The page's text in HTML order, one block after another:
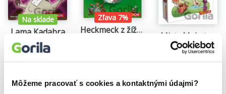
Môžeme pracovať s cookies a kontaktnými údajmi?
Počet hráčov: 2-5 hráčov
Dĺžka hry: 20 min.
Odporúčaný vek: 5+
Jazyk hry: nezávislý
Na sklade
Lama Kadabra
Reiner Knizia
11,96€
Zľava 7%
Heckmeck z žížalek (miniplechovka)
Mistr Makatsu
Reiner Knizia
13,80€